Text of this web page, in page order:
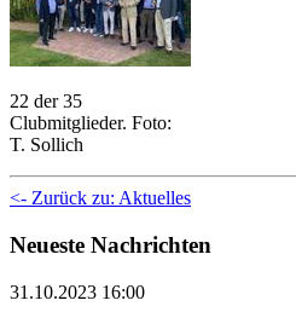
22 der 35
Clubmitglieder. Foto:
T. Sollich
<- Zurück zu: Aktuelles
Neueste Nachrichten
31.10.2023 16:00